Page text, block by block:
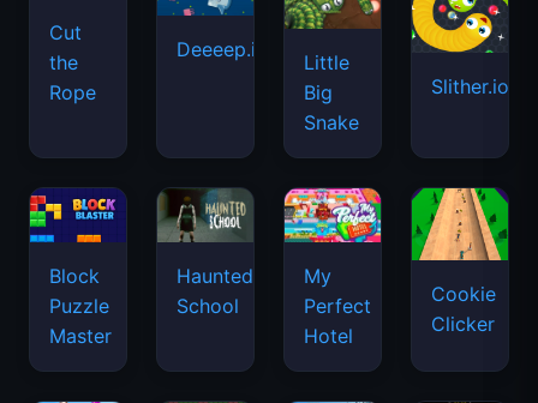
Cut
the
Rope
Deeeep.io
Little
Big
Snake
Slither.io
Block
Puzzle
Master
Haunted
School
My
Perfect
Hotel
Cookie
Clicker